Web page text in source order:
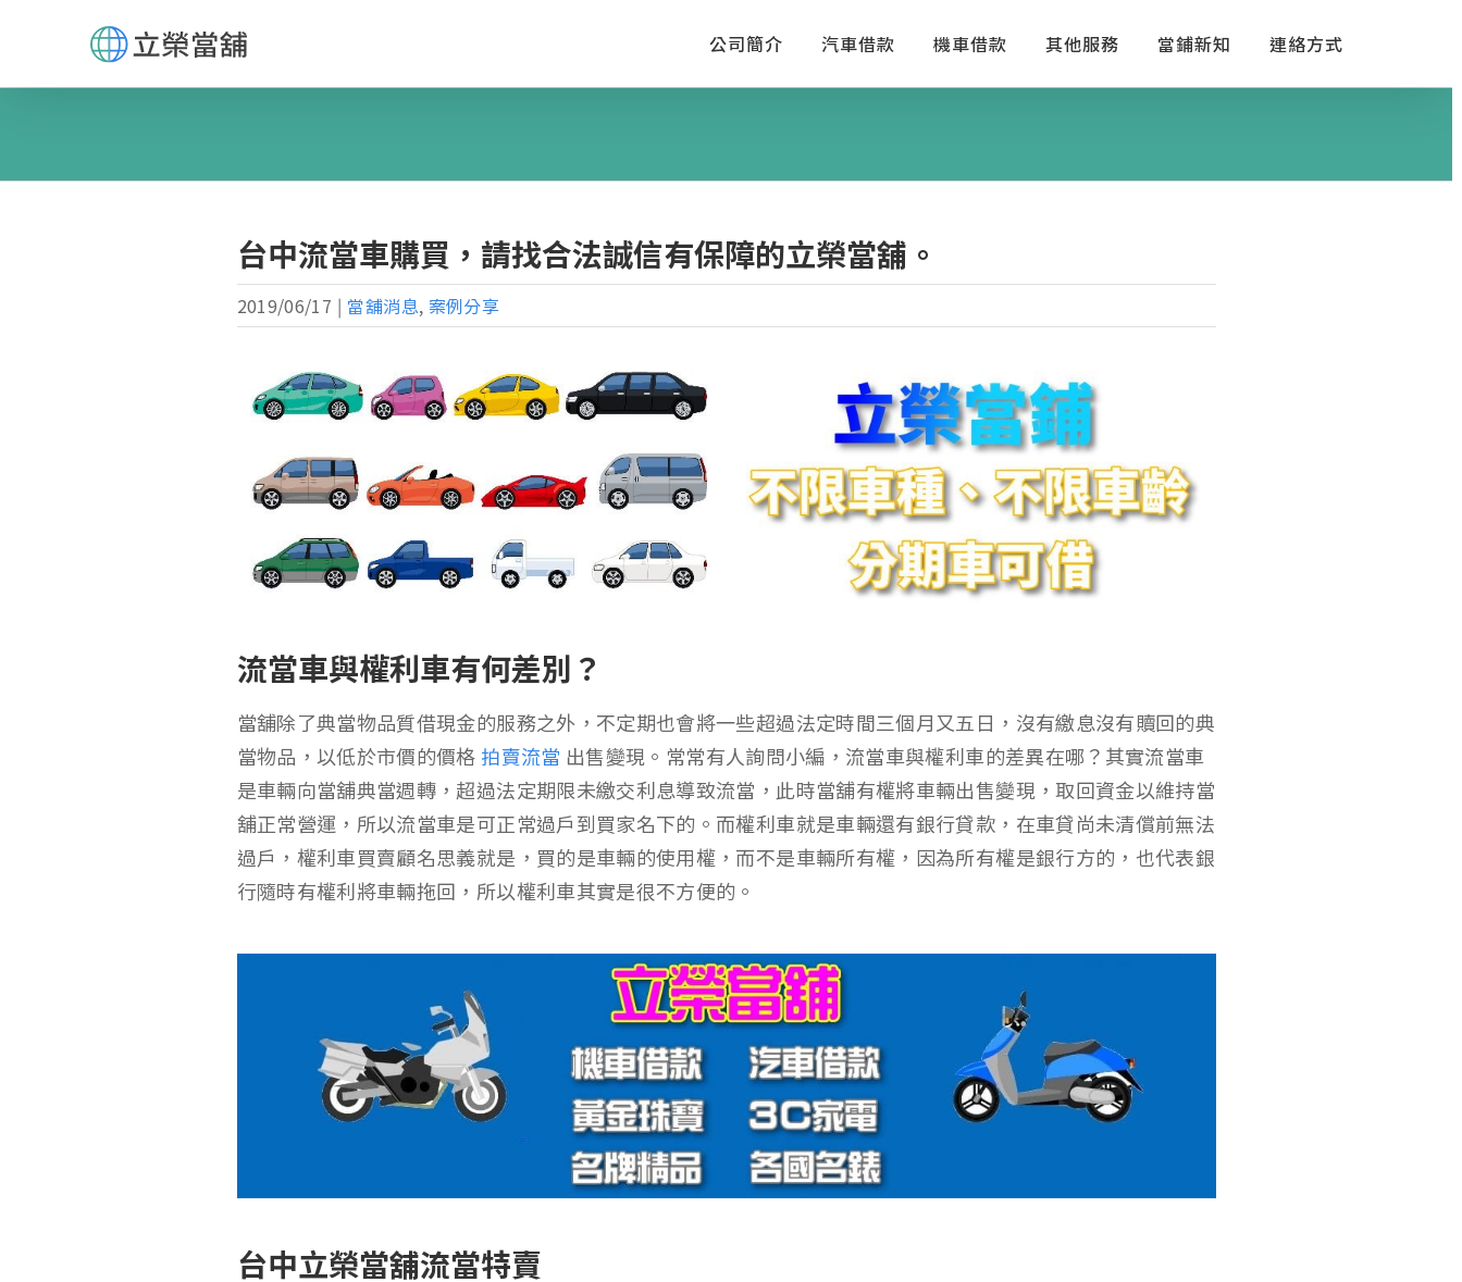
content
公司簡介 汽車借款 機車借款 其他服務 當鋪新知 連絡方式
台中流當車購買，請找合法誠信有保障的立榮當舖。
2019/06/17 | 當舖消息, 案例分享
流當車與權利車有何差別？
當舖除了典當物品質借現金的服務之外，不定期也會將一些超過法定時間三個月又五日，沒有繳息沒有贖回的典
當物品，以低於市價的價格 拍賣流當 出售變現。常常有人詢問小編，流當車與權利車的差異在哪？其實流當車
是車輛向當舖典當週轉，超過法定期限未繳交利息導致流當，此時當舖有權將車輛出售變現，取回資金以維持當
舖正常營運，所以流當車是可正常過戶到買家名下的。而權利車就是車輛還有銀行貸款，在車貸尚未清償前無法
過戶，權利車買賣顧名思義就是，買的是車輛的使用權，而不是車輛所有權，因為所有權是銀行方的，也代表銀
行隨時有權利將車輛拖回，所以權利車其實是很不方便的。
台中立榮當舖流當特賣